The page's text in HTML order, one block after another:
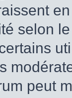
selon
peut